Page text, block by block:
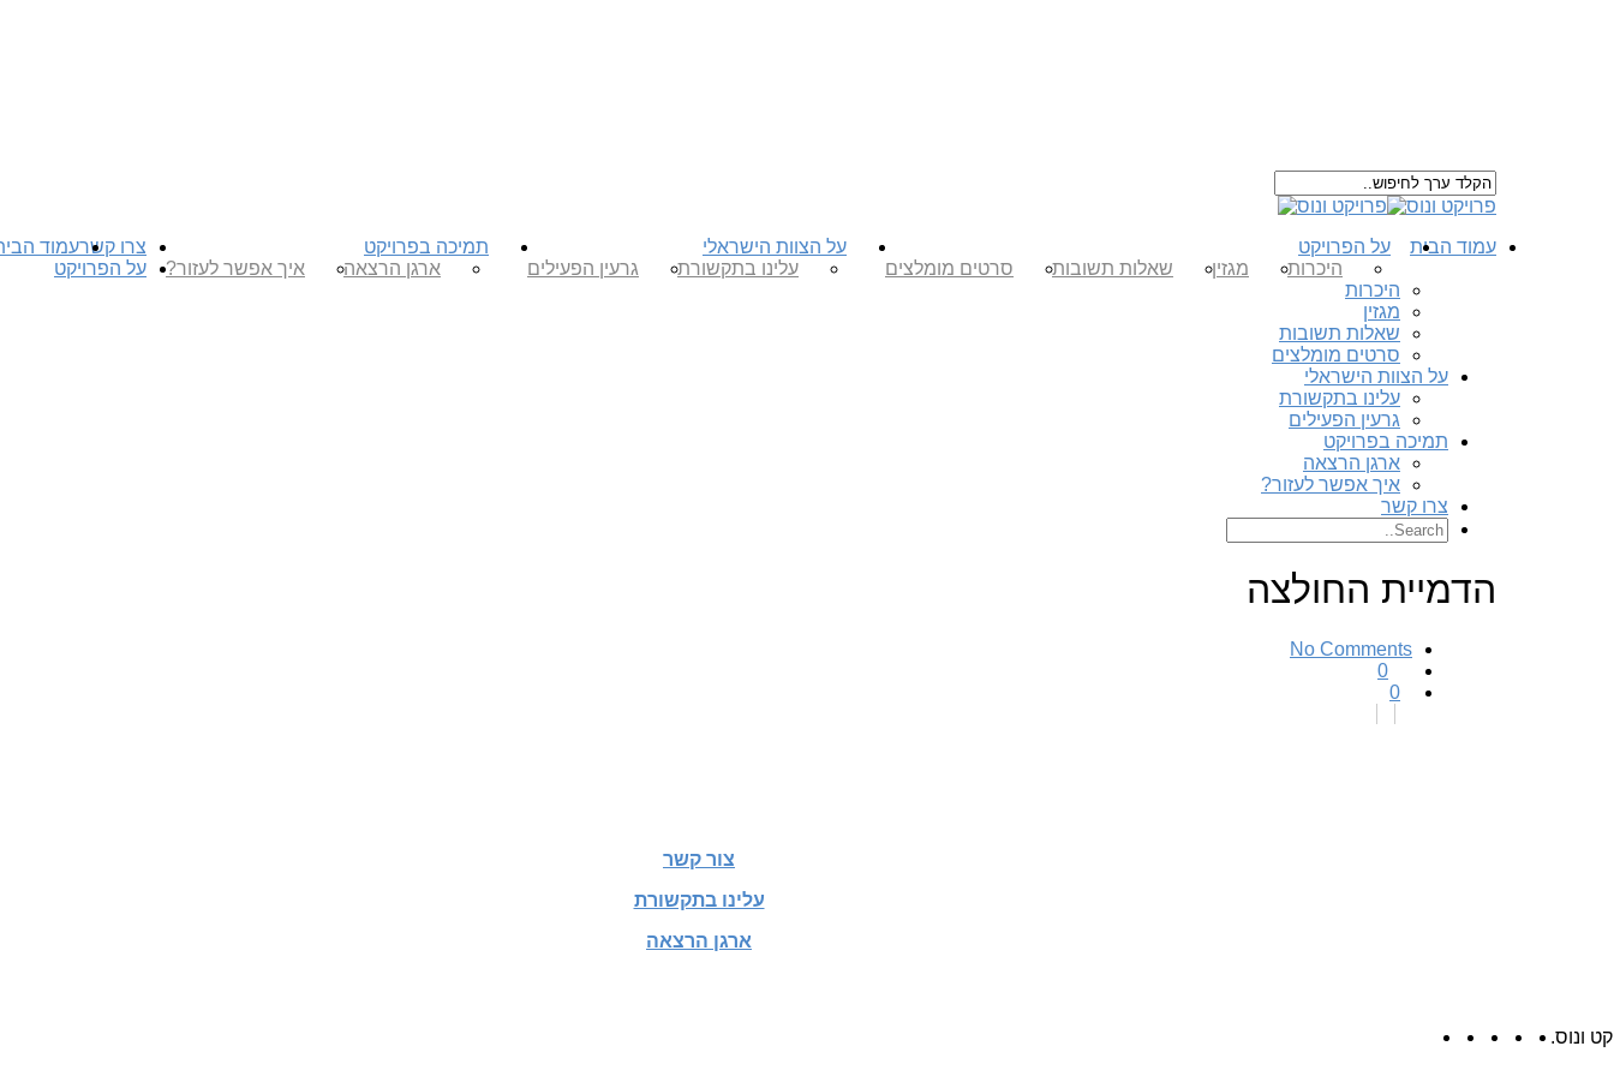
עמוד הבית
על הפרויקט
היכרות
מגזין שאלות תשובות סרטים מומלצים
על הצוות הישראלי
עלינו בתקשורת
גרעין הפעילים
תמיכה בפרויקט
ארגן הרצאה
איך אפשר לעזור?
צרו קשרעמוד
על הפרויקט
היכרות
מגזין
שאלות תשובות
סרטים מומלצים
על הצוות הישראלי
עלינו בתקשורת
גרעין הפעילים
תמיכה בפרויקט
ארגן הרצאה
איך אפשר לעזור?
צרו קשר
הדמיית החולצה
No Comments
0
0
צור קשר
עלינו בתקשורת
ארגן הרצאה